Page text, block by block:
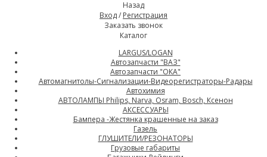
Назад
Вход/ Регистрация
Заказать звонок
Каталог
LARGUS/LOGAN
Автозапчасти "ВАЗ"
Автозапчасти "ОКА"
Автомагнитолы-Сигнализации-Видеорегистраторы-Радары
Автохимия
АВТОЛАМПЫ Philips, Narva, Osram, Bosch, Ксенон
АКСЕССУАРЫ
Бампера -Жестянка крашенные на заказ
Газель
ГЛУШИТЕЛИ/РЕЗОНАТОРЫ
Грузовые габариты